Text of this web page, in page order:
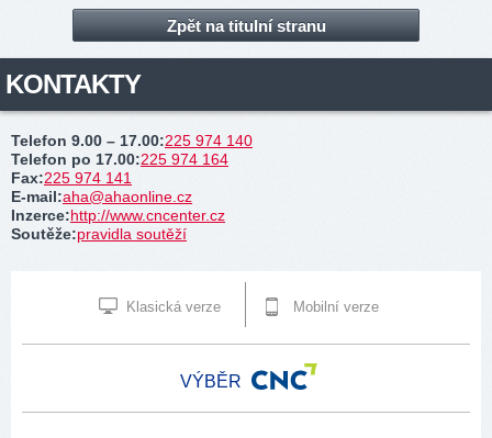
Zpět na titulní stranu
KONTAKTY
Telefon 9.00 – 17.00:225 974 140
Telefon po 17.00:225 974 164
Fax:225 974 141
E-mail:aha@ahaonline.cz
Inzerce:http://www.cncenter.cz
Soutěže:pravidla soutěží
Klasická verze Mobilní verze
VÝBĚR